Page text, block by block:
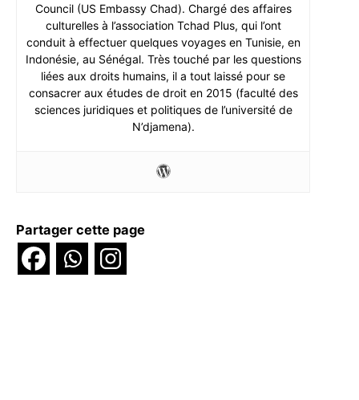
Council (US Embassy Chad). Chargé des affaires
culturelles à l’association Tchad Plus, qui l’ont
conduit à effectuer quelques voyages en Tunisie, en
Indonésie, au Sénégal. Très touché par les questions
liées aux droits humains, il a tout laissé pour se
consacrer aux études de droit en 2015 (faculté des
sciences juridiques et politiques de l’université de
N’djamena).
Partager cette page